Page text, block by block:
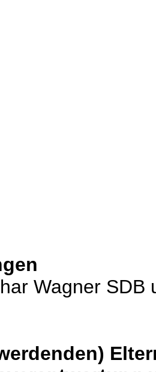
Wagner SDB